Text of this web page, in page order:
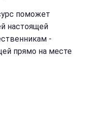
поможет
настоящей
-
прямо на месте